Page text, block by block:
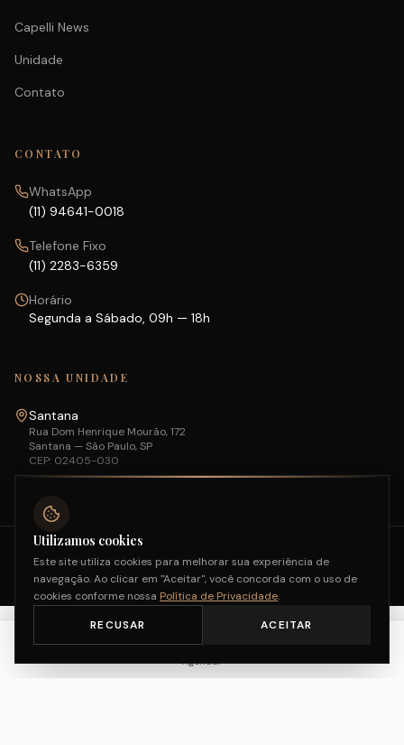
Capelli News
Unidade
Contato
CONTATO
WhatsApp
(11) 94641-0018
Telefone Fixo
(11) 2283-6359
Horário
Segunda a Sábado, 09h — 18h
NOSSA UNIDADE
Santana
Rua Dom Henrique Mourão, 172
Santana —São Paulo, SP
CEP: 02405-030
© 2026
Capelli Divine. Todos os direitos reservados.
Política de Privacidade
São Paulo, SP — Brasil
Agendar
Posso te ajudar? Me chama
aqui!
Utilizamos cookies
Este site utiliza cookies para melhorar sua experiência de
navegação. Ao clicar em "Aceitar", você concorda com o uso de
cookies conforme nossa Política de Privacidade.
RECUSAR
ACEITAR